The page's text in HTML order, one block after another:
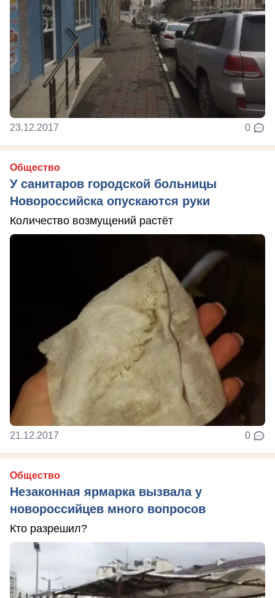
23.12.2017 0
Общество
У санитаров городской больницы
Новороссийска опускаются руки
Количество возмущений растёт
21.12.2017 0
Общество
Незаконная ярмарка вызвала у
новороссийцев много вопросов
Кто разрешил?